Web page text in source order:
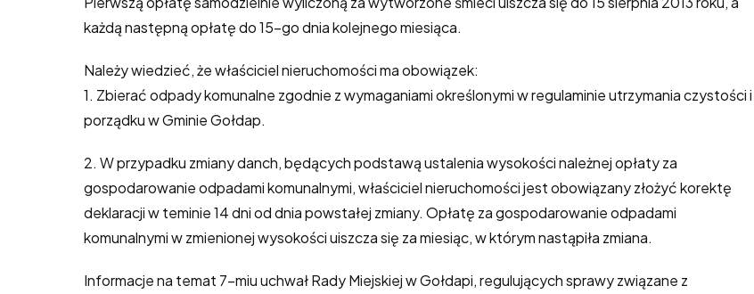
każdą następną opłatę do 15-go dnia kolejnego miesiąca.
Należy wiedzieć, że właściciel nieruchomości ma obowiązek:
1. Zbierać odpady komunalne zgodnie z wymaganiami określonymi w regulaminie utrzymania czystości i
porządku w Gminie Gołdap.
2. W przypadku zmiany danch, będących podstawą ustalenia wysokości należnej opłaty za
gospodarowanie odpadami komunalnymi, właściciel nieruchomości jest obowiązany złożyć korektę
deklaracji w teminie 14 dni od dnia powstałej zmiany. Opłatę za gospodarowanie odpadami
komunalnymi w zmienionej wysokości uiszcza się za miesiąc, w którym nastąpiła zmiana.
Informacje na temat 7-miu uchwał Rady Miejskiej w Gołdapi, regulujących sprawy związane z